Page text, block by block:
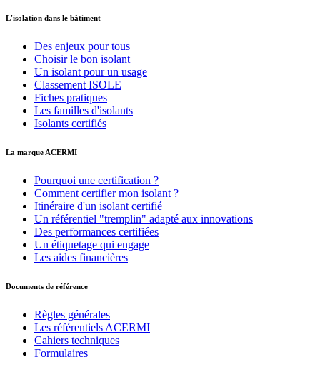
L'isolation dans le bâtiment
Des enjeux pour tous
Choisir le bon isolant
Un isolant pour un usage
Classement ISOLE
Fiches pratiques
Les familles d'isolants
Isolants certifiés
La marque ACERMI
Pourquoi une certification ?
Comment certifier mon isolant ?
Itinéraire d'un isolant certifié
Un référentiel "tremplin" adapté aux innovations
Des performances certifiées
Un étiquetage qui engage
Les aides financières
Documents de référence
Règles générales
Les référentiels ACERMI
Cahiers techniques
Formulaires